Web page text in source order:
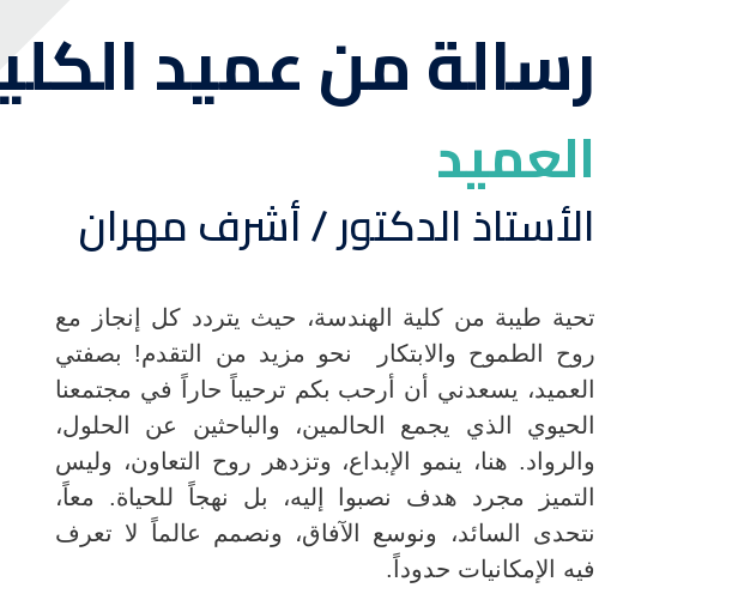
رسالة من عميد
العميد
الأستاذ الدكتور / أشرف مهران
تحية طيبة من كلية الهندسة، حيث يتردد كل إنجاز مع
روح الطموح والابتكار نحو مزيد من التقدم! بصفتي
العميد، يسعدني أن أرحب بكم ترحيباً حاراً في مجتمعنا
الحيوي الذي يجمع الحالمين، والباحثين عن الحلول،
والرواد. هنا، ينمو الإبداع، وتزدهر روح التعاون، وليس
التميز مجرد هدف نصبوا إليه، بل نهجاً للحياة. معاً،
نتحدى السائد، ونوسع الآفاق، ونصمم عالماً لا تعرف
فيه الإمكانيات حدوداً.